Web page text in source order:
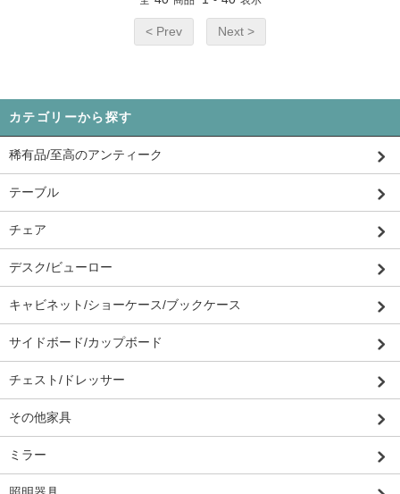
< Prev Next >
カテゴリーから探す
稀有品/至高のアンティーク
テーブル
チェア
デスク/ビューロー
キャビネット/ショーケース/ブックケース
サイドボード/カップボード
チェスト/ドレッサー
その他家具
ミラー